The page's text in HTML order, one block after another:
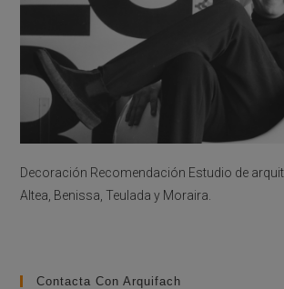
Decoración Recomendación Estudio de
Altea, Benissa, Teulada y Moraira.
Contacta Con Arquifach